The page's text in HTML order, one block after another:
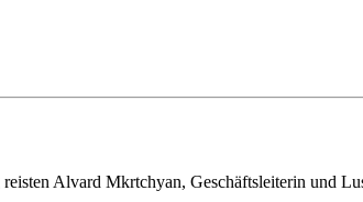
Alvard Mkrtchyan, Geschäftsleiterin und